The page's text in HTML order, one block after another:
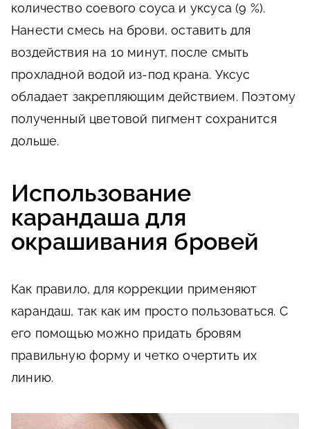
количество соевого соуса и уксуса (9 %).
Нанести смесь на брови, оставить для
воздействия на 10 минут, после смыть
прохладной водой из-под крана. Уксус
обладает закрепляющим действием. Поэтому
полученный цветовой пигмент сохранится
дольше.
Использование
карандаша для
окрашивания бровей
Как правило, для коррекции применяют
карандаш, так как им просто пользоваться. С
его помощью можно придать бровям
правильную форму и четко очертить их
линию.